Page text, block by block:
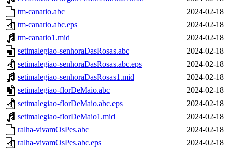
tm-canario.abc
2024-02-18
tm-canario.abc.eps
2024-02-18
tm-canario1.mid
2024-02-18
setimalegiao-senhoraDasRosas.abc
2024-02-18
setimalegiao-senhoraDasRosas.abc.eps
2024-02-18
setimalegiao-senhoraDasRosas1.mid
2024-02-18
setimalegiao-florDeMaio.abc
2024-02-18
setimalegiao-florDeMaio.abc.eps
2024-02-18
setimalegiao-florDeMaio1.mid
2024-02-18
ralha-vivamOsPes.abc
2024-02-18
ralha-vivamOsPes.abc.eps
2024-02-18